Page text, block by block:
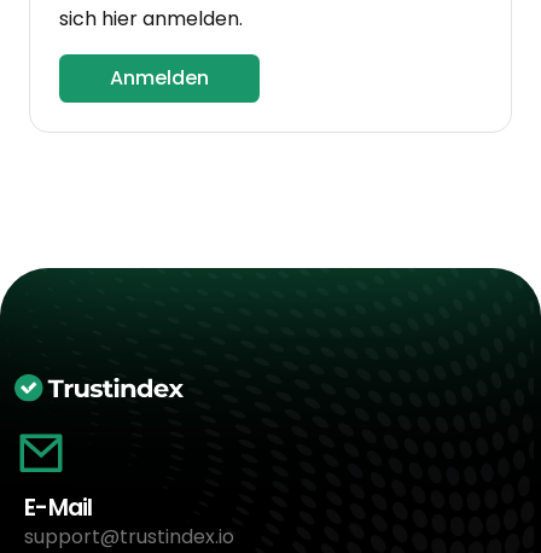
sich hier anmelden.
Anmelden
E-Mail
support@trustindex.io